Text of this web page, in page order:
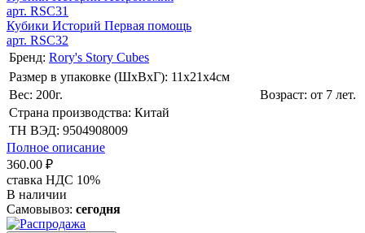
арт. RSC31
Кубики Историй Первая помощь
арт. RSC32
Бренд: Rory's Story Cubes
Размер в упаковке (ШхВxГ): 11х21х4cм
Вес: 200г.
Возраст: от 7 лет.
Страна производства: Китай
ТН ВЭД: 9504908009
Полное описание
360.00 ₽
ставка НДС 10%
В наличии
Самовывоз: сегодня